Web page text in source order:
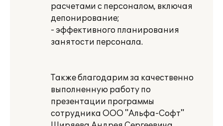
расчетами с персоналом, включая
депонирование;
- эффективного планирования
занятости персонала.
Также благодарим за качественно
выполненную работу по
презентации программы
сотрудника ООО "Альфа-Софт"